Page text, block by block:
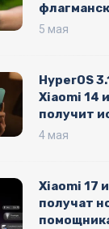
5 мая
HyperOS
Xiaomi 14
получит
батареи,
4 мая
Xiaomi 17
получат